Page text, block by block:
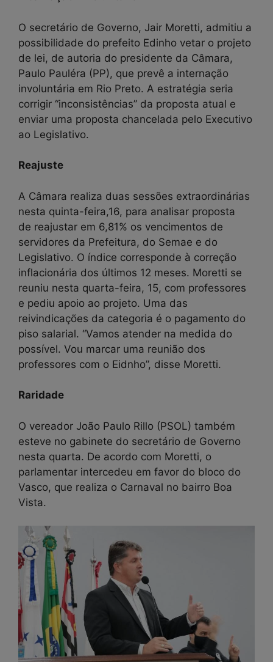
O secretário de Governo, Jair Moretti, admitiu a
possibilidade do prefeito Edinho vetar o projeto
de lei, de autoria do presidente da Câmara,
Paulo Pauléra (PP), que prevê a internação
involuntária em Rio Preto. A estratégia seria
corrigir “inconsistências” da proposta atual e
enviar uma proposta chancelada pelo Executivo
ao Legislativo.
Reajuste
A Câmara realiza duas sessões extraordinárias
nesta quinta-feira,16, para analisar proposta
de reajustar em 6,81% os vencimentos de
servidores da Prefeitura, do Semae e do
Legislativo. O índice corresponde à correção
inflacionária dos últimos 12 meses. Moretti se
reuniu nesta quarta-feira, 15, com professores
e pediu apoio ao projeto. Uma das
reivindicações da categoria é o pagamento do
piso salarial. “Vamos atender na medida do
possível. Vou marcar uma reunião dos
professores com o Eidnho”, disse Moretti.
Raridade
O vereador João Paulo Rillo (PSOL) também
esteve no gabinete do secretário de Governo
nesta quarta. De acordo com Moretti, o
parlamentar intercedeu em favor do bloco do
Vasco, que realiza o Carnaval no bairro Boa
Vista.